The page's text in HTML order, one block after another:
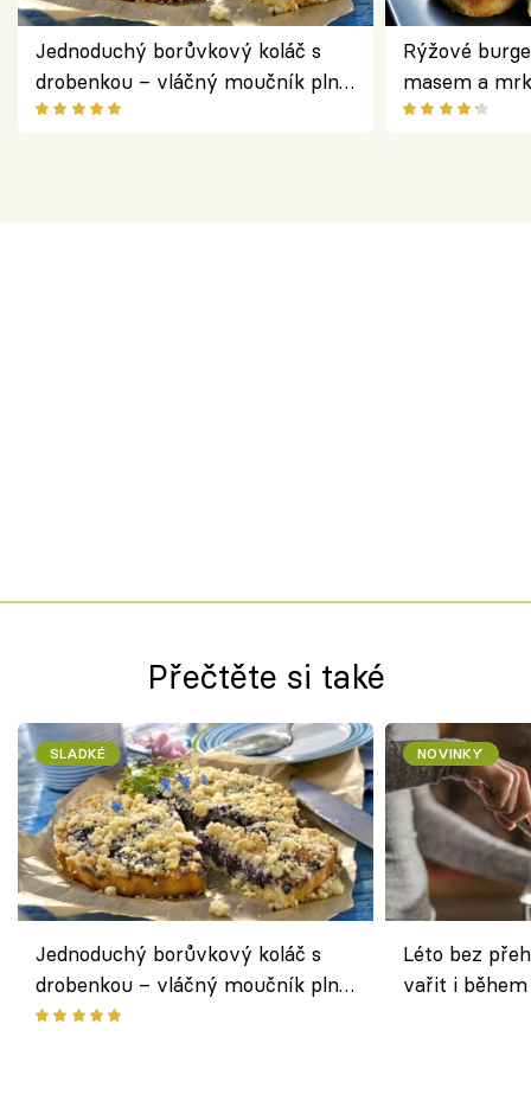
Jednoduchý borůvkový koláč s
drobenkou – vláčný moučník plný
ovoce
Rýžové
masem a
salátem –
Přečtěte si také
SLADKÉ
Jednoduchý borůvkový koláč s
drobenkou – vláčný moučník plný
ovoce
NOVINKY
Léto bez
vařit i